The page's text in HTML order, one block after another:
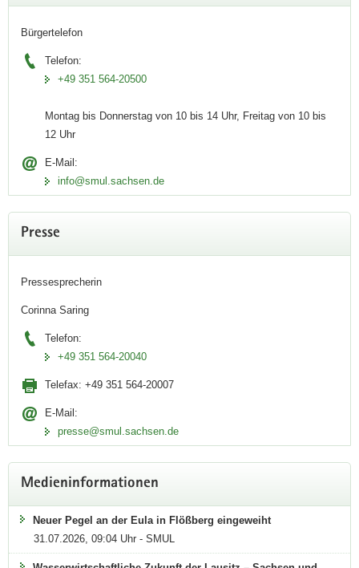
Bürgertelefon
Telefon:
+49 351 564-20500
Montag bis Donnerstag von 10 bis 14 Uhr, Freitag von 10 bis
12 Uhr
E-Mail:
info@smul.sachsen.de
Presse
Pressesprecherin
Corinna Saring
Telefon:
+49 351 564-20040
Telefax: +49 351 564-20007
E-Mail:
presse@smul.sachsen.de
Medieninformationen
Neuer Pegel an der Eula in Flößberg eingeweiht
31.07.2026, 09:04 Uhr - SMUL